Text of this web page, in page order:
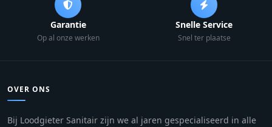
Garantie
Op al onze werken
Snelle Service
Snel ter plaatse
OVER ONS
Bij Loodgieter Sanitair zijn we al jaren gespecialiseerd in alle